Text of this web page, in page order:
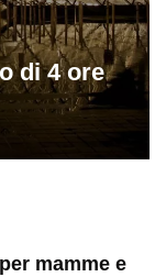
di 4 ore
mamme e